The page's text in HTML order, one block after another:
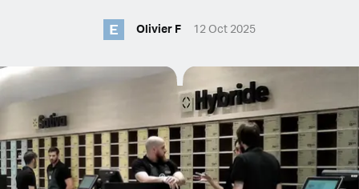
English (United States)
Spanish (Spain)
Spanish (Latin America)
German
E Olivier F 12 Oct 2025